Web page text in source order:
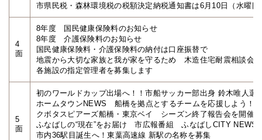
市県民税・森林環境税の税額決定納税通知書は6月10日（水曜日
4
面
8年度 国民健康保険料のお知らせ
8年度 介護保険料のお知らせ
国民健康保険料・介護保険料の納付は口座振替で
地震から大切な家族と我が家を守るため 木造住宅耐震相談会
各施設の指定管理者を募集します
5
面
初のワールドカップ出場へ！！市船サッカー部出身 鈴木唯人選
ホームタウンNEWS 船橋を拠点とするチームを応援しよう！
クボタスピアーズ船橋・東京ベイ シーズン終了報告会を開催
ふなばしの“現在”をお届け 市広報番組 ふなばしCITY NEWS
市内36駅目誕生へ！東葉高速線 新駅の名称を募集